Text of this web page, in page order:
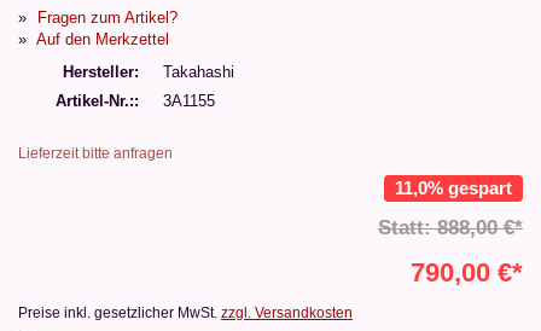
Fragen zum Artikel?
Auf den Merkzettel
Hersteller
Takahashi
Artikel-Nr.:
3A1155
Lieferzeit bitte anfragen
11,0% gespart
Statt: 888,00 €*
790,00 €*
Preise inkl. gesetzlicher MwSt. zzgl. Versandkosten